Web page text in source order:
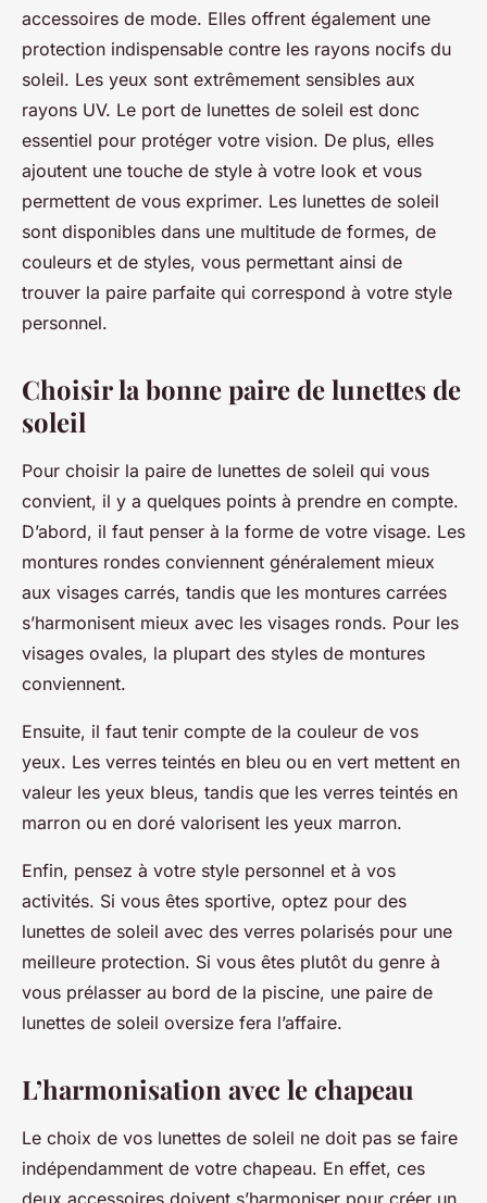
accessoires de mode. Elles offrent également une
protection indispensable contre les rayons nocifs du
soleil. Les yeux sont extrêmement sensibles aux
rayons UV. Le port de lunettes de soleil est donc
essentiel pour protéger votre vision. De plus, elles
ajoutent une touche de style à votre look et vous
permettent de vous exprimer. Les lunettes de soleil
sont disponibles dans une multitude de formes, de
couleurs et de styles, vous permettant ainsi de
trouver la paire parfaite qui correspond à votre style
personnel.
Choisir la bonne paire de lunettes de
soleil
Pour choisir la paire de lunettes de soleil qui vous
convient, il y a quelques points à prendre en compte.
D’abord, il faut penser à la forme de votre visage. Les
montures rondes conviennent généralement mieux
aux visages carrés, tandis que les montures carrées
s’harmonisent mieux avec les visages ronds. Pour les
visages ovales, la plupart des styles de montures
conviennent.
Ensuite, il faut tenir compte de la couleur de vos
yeux. Les verres teintés en bleu ou en vert mettent en
valeur les yeux bleus, tandis que les verres teintés en
marron ou en doré valorisent les yeux marron.
Enfin, pensez à votre style personnel et à vos
activités. Si vous êtes sportive, optez pour des
lunettes de soleil avec des verres polarisés pour une
meilleure protection. Si vous êtes plutôt du genre à
vous prélasser au bord de la piscine, une paire de
lunettes de soleil oversize fera l’affaire.
L’harmonisation avec le chapeau
Le choix de vos lunettes de soleil ne doit pas se faire
indépendamment de votre chapeau. En effet, ces
deux accessoires doivent s’harmoniser pour créer un